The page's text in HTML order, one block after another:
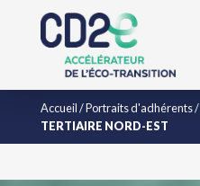
Accueil/Portraits d'adhérents/
TERTIAIRE NORD-EST